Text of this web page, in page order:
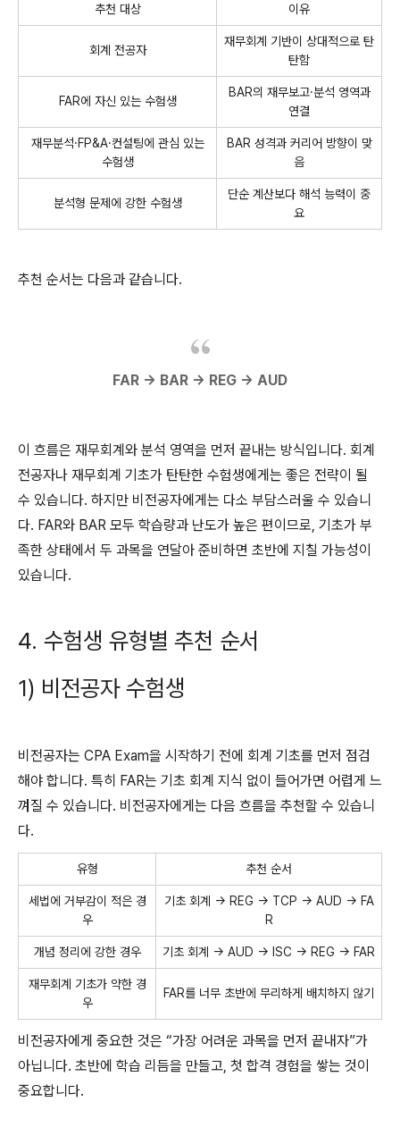
추천 대상 이유
회계 전공자
재무회계 기반이 상대적으로 탄
탄함
FAR에 자신 있는 수험생
BAR의 재무보고·분석 영역과
연결
재무분석·FP&A·컨설팅에 관심 있는
수험생
BAR 성격과 커리어 방향이 맞
음
분석형 문제에 강한 수험생
단순 계산보다 해석 능력이 중
요
추천 순서는 다음과 같습니다.
FAR → BAR → REG → AUD
이 흐름은 재무회계와 분석 영역을 먼저 끝내는 방식입니다. 회계
전공자나 재무회계 기초가 탄탄한 수험생에게는 좋은 전략이 될
수 있습니다. 하지만 비전공자에게는 다소 부담스러울 수 있습니
다. FAR와 BAR 모두 학습량과 난도가 높은 편이므로, 기초가 부
족한 상태에서 두 과목을 연달아 준비하면 초반에 지칠 가능성이
있습니다.
4. 수험생 유형별 추천 순서
1) 비전공자 수험생
비전공자는 CPA Exam을 시작하기 전에 회계 기초를 먼저 점검
해야 합니다. 특히 FAR는 기초 회계 지식 없이 들어가면 어렵게 느
껴질 수 있습니다. 비전공자에게는 다음 흐름을 추천할 수 있습니
다.
유형 추천 순서
세법에 거부감이 적은 경
우
기초 회계 → REG → TCP → AUD → FA
R
개념 정리에 강한 경우 기초 회계 → AUD → ISC → REG → FAR
재무회계 기초가 약한 경
우
FAR를 너무 초반에 무리하게 배치하지 않기
비전공자에게 중요한 것은 “가장 어려운 과목을 먼저 끝내자”가
아닙니다. 초반에 학습 리듬을 만들고, 첫 합격 경험을 쌓는 것이
중요합니다.